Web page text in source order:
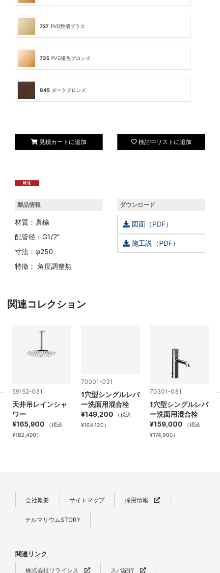
727 PVD艶消ブラス
735 PVD暖色ブロンズ
845 ダークブロンズ
見積カートに追加 検討中リストに追加
製品情報
材質：真鍮
配管径：G1/2"
寸法：φ250
特徴： 角度調整無
ダウンロード
図面（PDF）
施工説（PDF）
関連コレクション
59152-031
天井吊レインシャ
ワー
¥165,900
（税込
¥182,490）
70001-031
1穴型シングルレバ
ー洗面用混合栓
¥149,200
（税込
¥164,120）
70301-031
1穴型シングルレバ
ー洗面用混合栓
¥159,000
（税込
¥174,900）
会社概要 サイトマップ 採用情報
テルマリウムSTORY
関連リンク
株式会社リラインス スパ紀行